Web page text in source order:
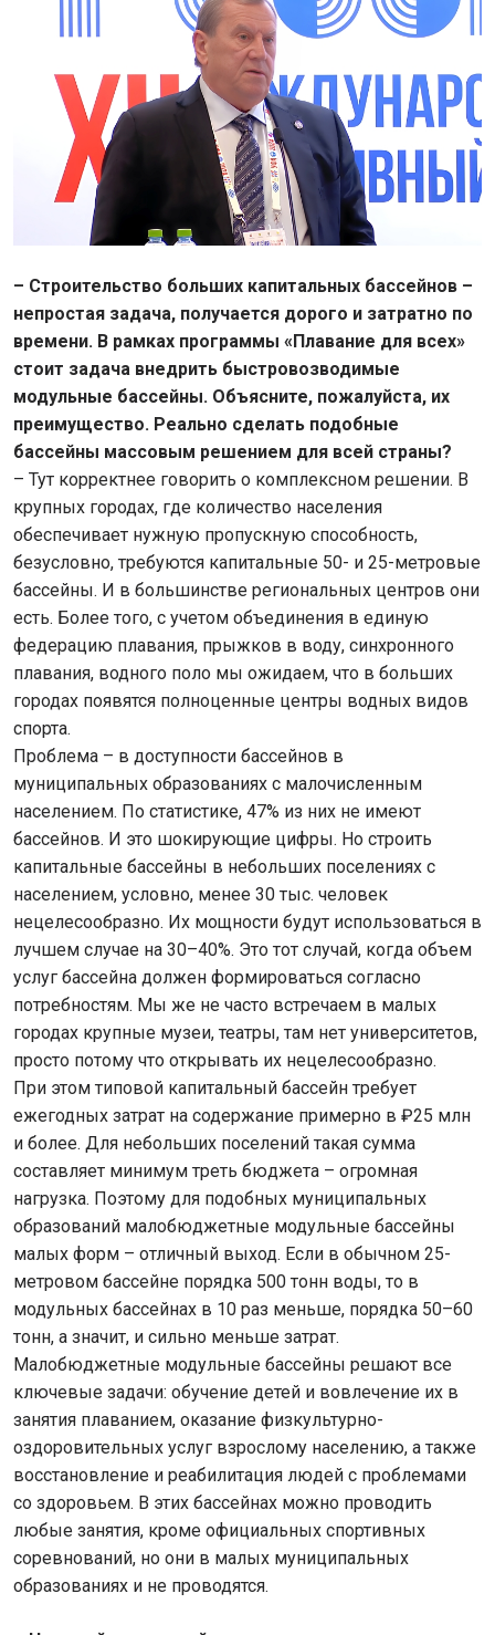
– Строительство больших капитальных бассейнов –
непростая задача, получается дорого и затратно по
времени. В рамках программы «Плавание для всех»
стоит задача внедрить быстровозводимые
модульные бассейны. Объясните, пожалуйста, их
преимущество. Реально сделать подобные
бассейны массовым решением для всей страны?
– Тут корректнее говорить о комплексном решении. В
крупных городах, где количество населения
обеспечивает нужную пропускную способность,
безусловно, требуются капитальные 50- и 25-метровые
бассейны. И в большинстве региональных центров они
есть. Более того, с учетом объединения в единую
федерацию плавания, прыжков в воду, синхронного
плавания, водного поло мы ожидаем, что в больших
городах появятся полноценные центры водных видов
спорта.
Проблема – в доступности бассейнов в
муниципальных образованиях с малочисленным
населением. По статистике, 47% из них не имеют
бассейнов. И это шокирующие цифры. Но строить
капитальные бассейны в небольших поселениях с
населением, условно, менее 30 тыс. человек
нецелесообразно. Их мощности будут использоваться в
лучшем случае на 30–40%. Это тот случай, когда объем
услуг бассейна должен формироваться согласно
потребностям. Мы же не часто встречаем в малых
городах крупные музеи, театры, там нет университетов,
просто потому что открывать их нецелесообразно.
При этом типовой капитальный бассейн требует
ежегодных затрат на содержание примерно в ₽25 млн
и более. Для небольших поселений такая сумма
составляет минимум треть бюджета – огромная
нагрузка. Поэтому для подобных муниципальных
образований малобюджетные модульные бассейны
малых форм – отличный выход. Если в обычном 25-
метровом бассейне порядка 500 тонн воды, то в
модульных бассейнах в 10 раз меньше, порядка 50–60
тонн, а значит, и сильно меньше затрат.
Малобюджетные модульные бассейны решают все
ключевые задачи: обучение детей и вовлечение их в
занятия плаванием, оказание физкультурно-
оздоровительных услуг взрослому населению, а также
восстановление и реабилитация людей с проблемами
со здоровьем. В этих бассейнах можно проводить
любые занятия, кроме официальных спортивных
соревнований, но они в малых муниципальных
образованиях и не проводятся.